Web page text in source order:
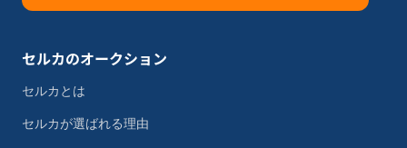
セルカのオークション
セルカとは
セルカが選ばれる理由